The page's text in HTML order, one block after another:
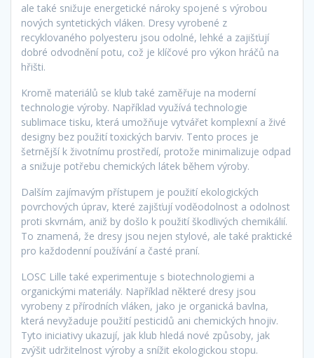
ale také snižuje energetické nároky spojené s výrobou
nových syntetických vláken. Dresy vyrobené z
recyklovaného polyesteru jsou odolné, lehké a zajišťují
dobré odvodnění potu, což je klíčové pro výkon hráčů na
hřišti.
Kromě materiálů se klub také zaměřuje na moderní
technologie výroby. Například využívá technologie
sublimace tisku, která umožňuje vytvářet komplexní a živé
designy bez použití toxických barviv. Tento proces je
šetrnější k životnímu prostředí, protože minimalizuje odpad
a snižuje potřebu chemických látek během výroby.
Dalším zajímavým přístupem je použití ekologických
povrchových úprav, které zajišťují voděodolnost a odolnost
proti skvrnám, aniž by došlo k použití škodlivých chemikálií.
To znamená, že dresy jsou nejen stylové, ale také praktické
pro každodenní používání a časté praní.
LOSC Lille také experimentuje s biotechnologiemi a
organickými materiály. Například některé dresy jsou
vyrobeny z přírodních vláken, jako je organická bavlna,
která nevyžaduje použití pesticidů ani chemických hnojiv.
Tyto iniciativy ukazují, jak klub hledá nové způsoby, jak
zvýšit udržitelnost výroby a snížit ekologickou stopu.